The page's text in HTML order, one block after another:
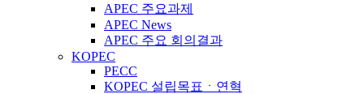
APEC 주요과제
APEC News
APEC 주요 회의결과
KOPEC
PECC
KOPEC 설립목표ㆍ연혁